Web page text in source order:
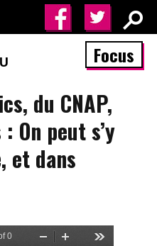
Focus
du CNAP,
On peut s’y
et dans